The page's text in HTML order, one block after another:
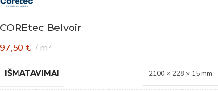
COREtec Belvoir
97,50 € m²
IŠMATAVIMAI 2100 × 228 × 15 mm